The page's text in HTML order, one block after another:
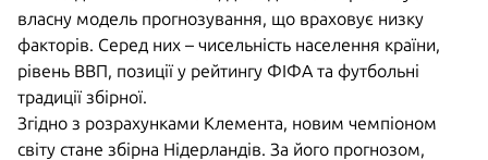
власну модель прогнозування, що враховує низку
факторів. Серед них – чисельність населення країни,
рівень ВВП, позиції у рейтингу ФІФА та футбольні
традиції збірної.
Згідно з розрахунками Клемента, новим чемпіоном
світу стане збірна Нідерландів. За його прогнозом,